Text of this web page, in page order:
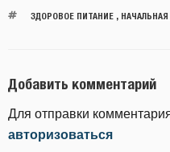
ЗДОРОВОЕ ПИТАНИЕ,
Добавить комментарий
Для отправки
авторизоваться